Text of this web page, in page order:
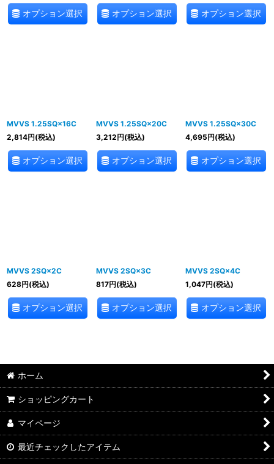
オプション選択 オプション選択 オプション選択
MVVS 1.25SQ×16C
2,814円(税込)
オプション選択
MVVS 1.25SQ×20C
3,212円(税込)
オプション選択
MVVS 1.25SQ×30C
4,695円(税込)
オプション選択
MVVS 2SQ×2C
628円(税込)
オプション選択
MVVS 2SQ×3C
817円(税込)
オプション選択
MVVS 2SQ×4C
1,047円(税込)
オプション選択
ホーム
ショッピングカート
マイページ
最近チェックしたアイテム